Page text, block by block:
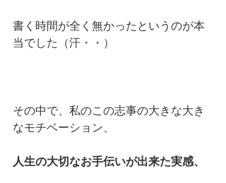
書く時間が全く無かったというのが本
当でした（汗・・）
その中で、私のこの志事の大きな大き
なモチベーション、
人生の大切なお手伝いが出来た実感、